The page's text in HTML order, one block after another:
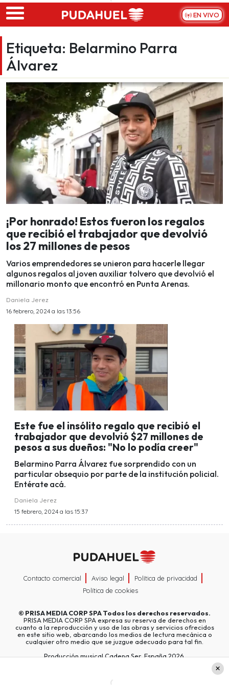
Skip to main content
EN VIVO
Etiqueta: Belarmino Parra
Álvarez
¡Por honrado! Estos fueron los regalos
que recibió el trabajador que devolvió
los 27 millones de pesos
Varios emprendedores se unieron para hacerle llegar
algunos regalos al joven auxiliar tolvero que devolvió el
millonario monto que encontró en Punta Arenas.
Daniela Jerez
16 febrero, 2024 a las 13:56
Este fue el insólito regalo que recibió el
trabajador que devolvió $27 millones de
pesos a sus dueños: "No lo podía creer"
Belarmino Parra Álvarez fue sorprendido con un
particular obsequio por parte de la institución policial.
Entérate acá.
Daniela Jerez
15 febrero, 2024 a las 15:37
Contacto comercial Aviso legal
Política de privacidad
Política de cookies
© PRISA MEDIA CORP SPATodos los derechos reservados.
PRISA MEDIA CORP SPA expresa su reserva de derechos en
cuanto a la reproducción y uso de las obras y servicios ofrecidos
en este sitio web, abarcando los medios de lectura mecánica o
cualquier otro medio que se juzgue adecuado para tal fin.
Producción musical Cadena Ser, España 2026.